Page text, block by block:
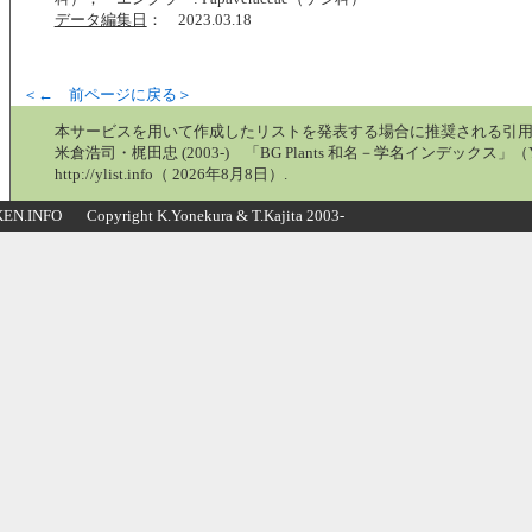
データ編集日 ： 2023.03.18
＜← 前ページに戻る＞
本サービスを用いて作成したリストを発表する場合に推奨される引用
米倉浩司・梶田忠 (2003-) 「BG Plants 和名－学名インデックス」（
http://ylist.info（ 2026年8月8日）.
Copyright K.Yonekura & T.Kajita 2003-